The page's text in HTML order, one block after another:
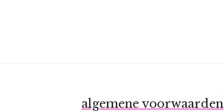
algemene voorwaarden